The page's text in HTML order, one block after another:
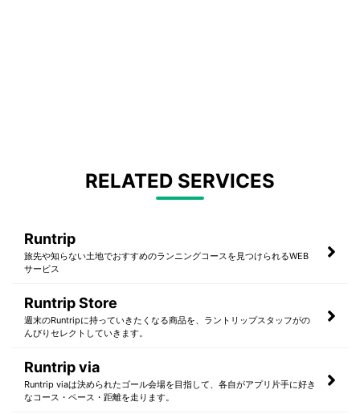
RELATED SERVICES
Runtrip
旅先や知らない土地でおすすめのランニングコースを見つけられるWEB
サービス
Runtrip Store
週末のRuntripに持っていきたくなる商品を、ラントリップスタッフがの
んびりセレクトしていきます。
Runtrip via
Runtrip viaは決められたゴール会場を目指して、各自がアプリ片手に好き
なコース・ペース・距離を走ります。